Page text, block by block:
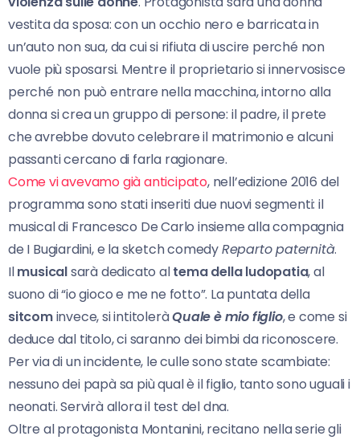
vestita da sposa: con un occhio nero e barricata in
un’auto non sua, da cui si rifiuta di uscire perché non
vuole più sposarsi. Mentre il proprietario si innervosisce
perché non può entrare nella macchina, intorno alla
donna si crea un gruppo di persone: il padre, il prete
che avrebbe dovuto celebrare il matrimonio e alcuni
passanti cercano di farla ragionare.
Come vi avevamo già anticipato, nell’edizione 2016 del
programma sono stati inseriti due nuovi segmenti: il
musical di Francesco De Carlo insieme alla compagnia
de I Bugiardini, e la sketch comedyReparto paternità.
Ilmusicalsarà dedicato altema della ludopatia, al
suono di “io gioco e me ne fotto”. La puntata della
sitcominvece, si intitoleràQuale è mio figlio, e come si
deduce dal titolo, ci saranno dei bimbi da riconoscere.
Per via di un incidente, le culle sono state scambiate:
nessuno dei papà sa più qual è il figlio, tanto sono uguali i
neonati. Servirà allora il test del dna.
Oltre al protagonista Montanini, recitano nella serie gli